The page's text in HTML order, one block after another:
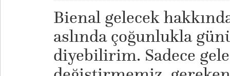
Bienal gelecek
aslında çoğunlukla
diyebilirim. Sadece